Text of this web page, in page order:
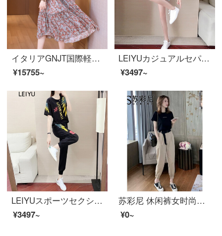
イタリアGNJT国際軽贅沢ブランドシルクピート婦人服夏2021年新上品気質顕痩せ桑糸砕花法式長款スカウト写真色S
¥15755~
LEIYUカジュアルセパレート女性ファッションモデル2021夏新商品潮流网纱透かし半袖丸首Tシャツースポーツウェア2点セット空色シリーズL
¥3497~
LEIYUスポーツセクシャープリント修身カージュ2点セットブラックM
¥3497~
苏彩尼 休闲裤女时尚セット2022年夏新品韩版气质宽松トップス时尚显瘦工装裤小个子洋气减龄两件套セット裤子 黑衣+卡其裤子 S
¥0~